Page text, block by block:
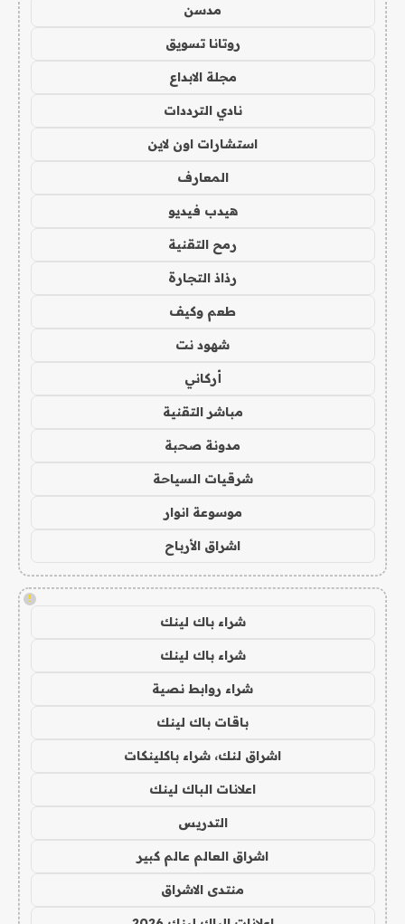
مدسن
روتانا تسويق
مجلة الابداع
نادي الترددات
استشارات اون لاين
المعارف
هيدب فيديو
رمح التقنية
رذاذ التجارة
طعم وكيف
شهود نت
أركاني
مباشر التقنية
مدونة صحبة
شرقيات السياحة
موسوعة انوار
اشراق الأرباح
!
شراء باك لينك
شراء باك لينك
شراء روابط نصية
باقات باك لينك
اشراق لنك، شراء باكلينكات
اعلانات الباك لينك
التدريس
اشراق العالم عالم كبير
منتدى الاشراق